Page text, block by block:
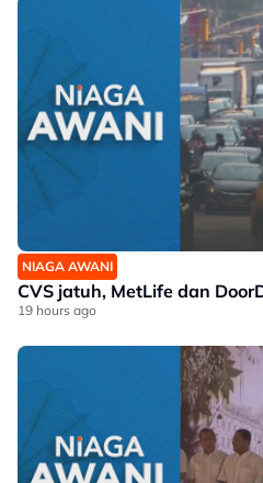
NIAGA AWANI
CVS jatuh, MetLife dan
19 hours ago